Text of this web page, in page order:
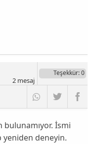
Teşekkür: 0
2mesaj
İsmi
yeniden deneyin.